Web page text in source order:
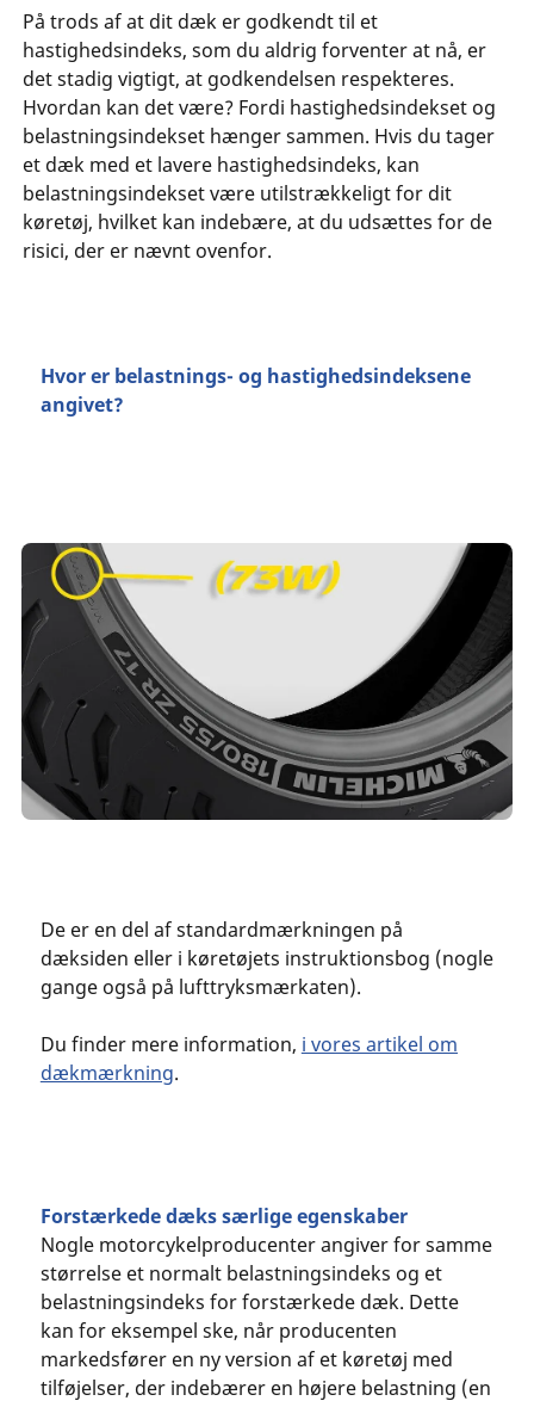
På trods af at dit dæk er godkendt til et
hastighedsindeks, som du aldrig forventer at nå, er
det stadig vigtigt, at godkendelsen respekteres.
Hvordan kan det være? Fordi hastighedsindekset og
belastningsindekset hænger sammen. Hvis du tager
et dæk med et lavere hastighedsindeks, kan
belastningsindekset være utilstrækkeligt for dit
køretøj, hvilket kan indebære, at du udsættes for de
risici, der er nævnt ovenfor.
Hvor er belastnings- og hastighedsindeksene
angivet?
De er en del af standardmærkningen på
dæksiden eller i køretøjets instruktionsbog (nogle
gange også på lufttryksmærkaten).
Du finder mere information, i vores artikel om
dækmærkning.
Forstærkede dæks særlige egenskaber
Nogle motorcykelproducenter angiver for samme
størrelse et normalt belastningsindeks og et
belastningsindeks for forstærkede dæk. Dette
kan for eksempel ske, når producenten
markedsfører en ny version af et køretøj med
tilføjelser, der indebærer en højere belastning (en